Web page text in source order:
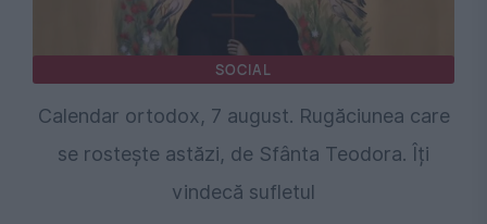
SOCIAL
Calendar ortodox, 7 august. Rugăciunea care
se rostește astăzi, de Sfânta Teodora. Îți
vindecă sufletul